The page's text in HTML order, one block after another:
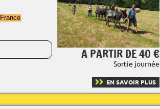
A PARTIR DE 40 €
Sortie journée
EN SAVOIR PLUS
France